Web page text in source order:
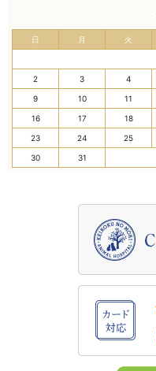
日 月 火
2 3 4
9 10 11
16 17 18
23 24 25
30 31